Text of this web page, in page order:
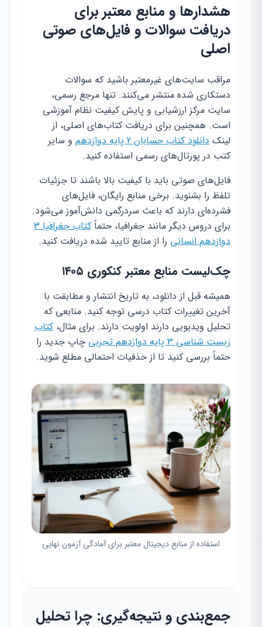
هشدارها و منابع معتبر برای
دریافت سوالات و فایل‌های صوتی
اصلی
مراقب سایت‌های غیرمعتبر باشید که سوالات
دستکاری شده منتشر می‌کنند. تنها مرجع رسمی،
سایت مرکز ارزشیابی و پایش کیفیت نظام آموزشی
است. همچنین برای دریافت کتاب‌های اصلی، از
لینک دانلود کتاب حسابان 2 پایه دوازدهم
و سایر
کتب در پورتال‌های رسمی استفاده کنید.
فایل‌های صوتی باید با کیفیت بالا باشند تا جزئیات
تلفظ را بشنوید. برخی منابع رایگان، فایل‌های
فشرده‌ای دارند که باعث سردرگمی دانش‌آموز می‌شود.
برای دروس دیگر مانند جغرافیا، حتماً
کتاب جغرافیا 3
دوازدهم انسانی را از منابع تایید شده دریافت کنید.
چک‌لیست منابع معتبر کنکوری ۱۴۰۵
همیشه قبل از دانلود، به تاریخ انتشار و مطابقت با
آخرین تغییرات کتاب درسی توجه کنید. منابعی که
تحلیل ویدیویی دارند اولویت دارند. برای مثال، کتاب
زیست شناسی 3 پایه دوازدهم تجربی
چاپ جدید را
حتماً بررسی کنید تا از حذفیات احتمالی مطلع شوید.
استفاده از منابع دیجیتال معتبر برای آمادگی آزمون نهایی
جمع‌بندی و نتیجه‌گیری: چرا تحلیل